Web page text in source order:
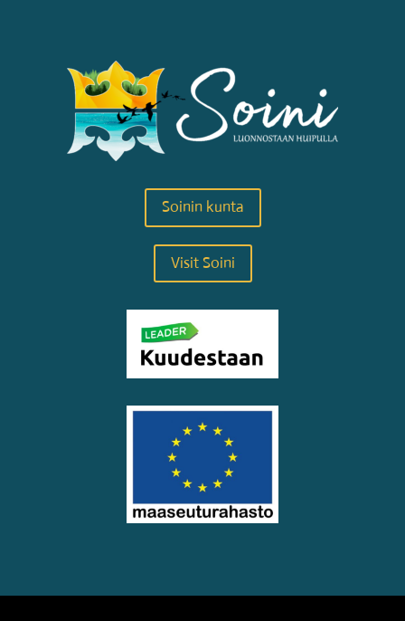
Soinin kunta
Visit Soini